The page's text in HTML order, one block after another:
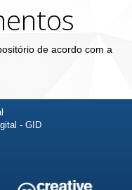
de acordo com a
- GID